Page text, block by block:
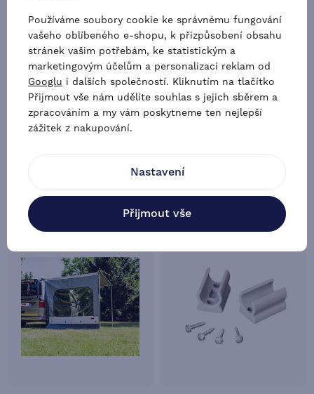
Úchyt k upevnění stanové
stěny pro markýzy Fiamma
F80S
2x
Skladem > 5 ks
Úchyt k upevnění stanové
stěny pro markýzy Fiamma
F65
Skladem > 5 ks
Používáme soubory cookie ke správnému fungování
vašeho oblíbeného e-shopu, k přizpůsobení obsahu
stránek vašim potřebám, ke statistickým a
marketingovým účelům a personalizaci reklam od
Googlu i dalších společností. Kliknutím na tlačítko
Přijmout vše nám udělíte souhlas s jejich sběrem a
zpracováním a my vám poskytneme ten nejlepší
zážitek z nakupování.
Nastavení
Přijmout vše